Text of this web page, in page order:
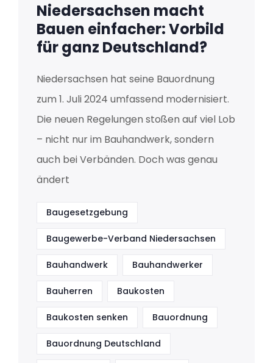
Niedersachsen macht
Bauen einfacher: Vorbild
für ganz Deutschland?
Niedersachsen hat seine Bauordnung
zum 1. Juli 2024 umfassend modernisiert.
Die neuen Regelungen stoßen auf viel Lob
– nicht nur im Bauhandwerk, sondern
auch bei Verbänden. Doch was genau
ändert
Baugesetzgebung
Baugewerbe-Verband Niedersachsen
Bauhandwerk Bauhandwerker
Bauherren Baukosten
Baukosten senken Bauordnung
Bauordnung Deutschland